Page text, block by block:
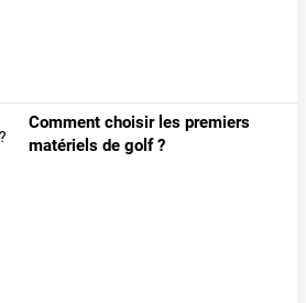
Comment choisir les premiers
matériels de golf ?